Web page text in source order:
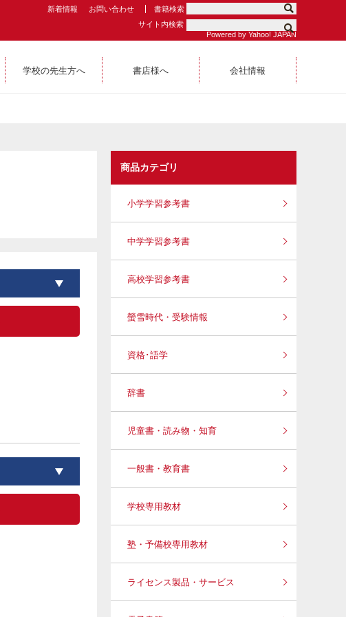
新着情報 お問い合わせ
書籍検索
サイト内検索
Powered by Yahoo! JAPAN
学校の先生方へ 書店様へ 会社情報
商品カテゴリ
小学学習参考書
中学学習参考書
高校学習参考書
螢雪時代・受験情報
資格･語学
辞書
児童書・読み物・知育
一般書・教育書
学校専用教材
塾・予備校専用教材
ライセンス製品・サービス